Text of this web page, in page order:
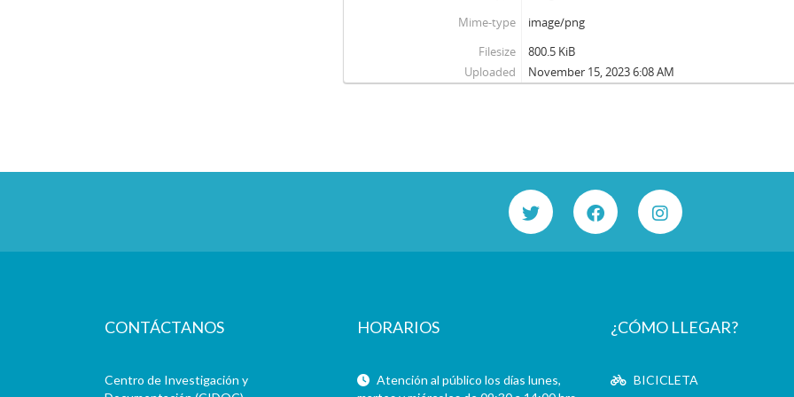
85 - Martínez Busch, Jorge
87 - Fresno, Juan Francisco
88 - Silva Solar, Julio
93 - Viera Gallo, José Antonio
94 - Boeninger, Edgardo
95 - Viera Gallo, Josè Antonio
96 - Boeninger, Edgardo
100 - Ossa Pretot, Sergio
102 - Silva Cimma, Enrique
Mime-type
image/png
Filesize
800.5 KiB
Uploaded
November 15, 2023 6:08 AM
CONTÁCTANOS
Centro de Investigación y
HORARIOS
Atención al público los días lunes,
¿CÓMO LLEGAR?
BICICLETA